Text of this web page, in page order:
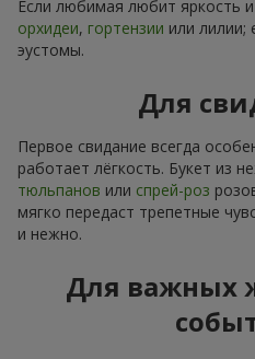
Если любимая любит яркость
орхидеи, гортензии или лилии;
эустомы.
Для
Первое свидание всегда
работает лёгкость. Букет из
тюльпанов или спрей-роз
мягко передаст трепетные
и нежно.
Для важных